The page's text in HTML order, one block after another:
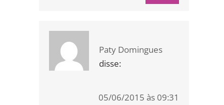
Paty Domingues
disse:
05/06/2015 às 09:31